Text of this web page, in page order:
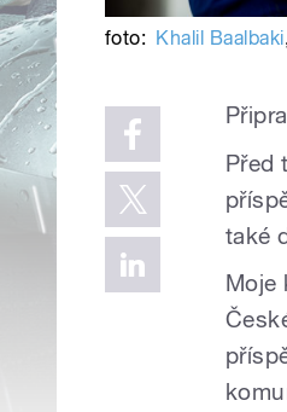
foto: Khalil Baalbaki
Před
také
Moje